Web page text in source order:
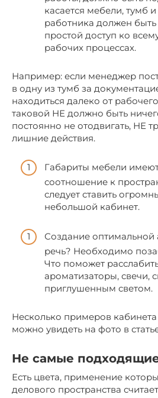
касается мебели, тумб
работника должен
простой доступ ко
рабочих процессах.
Например: если менеджер
в одну из тумб за
находиться далеко от
таковой НЕ должно быть
постоянно не отодвигать, НЕ
лишние действия.
Габариты мебели
соотношение к
следует ставить
небольшой кабинет.
Создание
речь? Необходимо
Что поможет
ароматизаторы, свечи,
приглушенным светом.
Несколько примеров
можно увидеть на фото в
Не самые
Есть цвета, применение
делового пространства